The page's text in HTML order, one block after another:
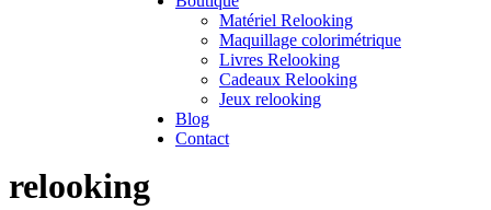
Matériel Relooking
Maquillage colorimétrique
Livres Relooking
Cadeaux Relooking
Jeux relooking
Blog
Contact
relooking